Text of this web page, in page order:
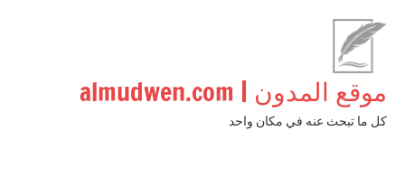
المحتوى
موقع المدون | almudwen.com
كل ما تبحث عنه في مكان واحد